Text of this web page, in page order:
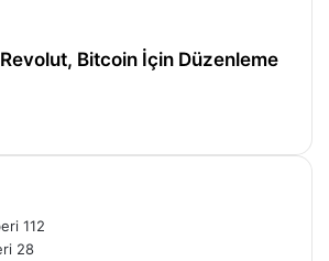
Bitcoin İçin Düzenleme
112
28